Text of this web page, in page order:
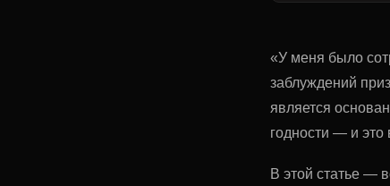
«У меня было
заблуждений
является
годности — и
В этой статье —